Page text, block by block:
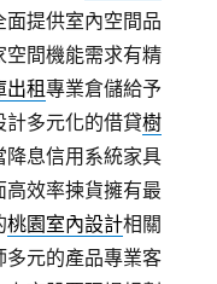
提供室內空間品
空間機能需求有精
出租專業倉儲給予
計多元化的借貸樹
息信用系統家具
高效率揀貨擁有最
桃園室內設計相關
元的產品專業客